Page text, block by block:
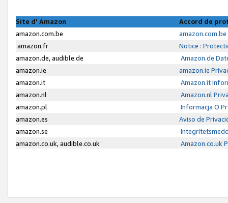
Site d’ Amazon
Accord de
amazon.com.be
amazon.fr
Notice :
amazon.de, audible.de
Amazon.de
amazon.ie
amazon.ie
amazon.it
Amazon.it
amazon.nl
Amazon.nl
amazon.pl
Informacja O
amazon.es
Aviso de
amazon.se
amazon.co.uk, audible.co.uk
Amazon.co.uk